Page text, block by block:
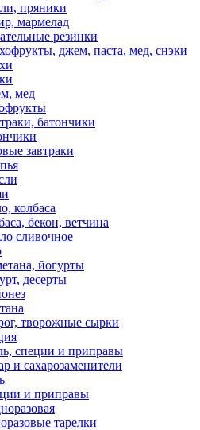
пряники
мармелад
резинки
джем, паста, мед, снэки
мед
батончики
завтраки
колбаса
бекон, ветчина
сливочное
йогурты
десерты
творожные сырки
специи и приправы
и сахарозаменители
и приправы
тарелки